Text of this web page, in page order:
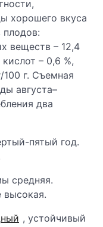
хорошего вкуса
плодов:
веществ – 12,4
– 0,6 %,
г. Съемная
августа–
два
пятый год.
средняя.
высокая.
, устойчивый